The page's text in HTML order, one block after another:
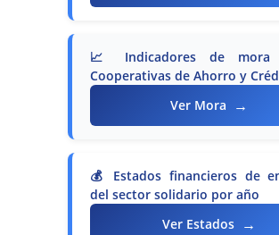
📈 Indicadores de
Cooperativas de Ahorro y
Ver Mora
→
💰 Estados financieros de
del sector solidario por año
Ver Estados →